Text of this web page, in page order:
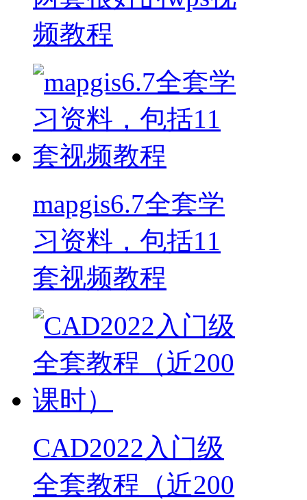
频教程
mapgis6.7全套学
习资料，包括11
套视频教程
CAD2022入门级
全套教程（近200